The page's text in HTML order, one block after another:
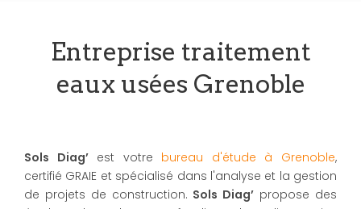
Entreprise traitement
eaux usées Grenoble
Sols Diag’est votre bureau d'étude à Grenoble,
certifié GRAIE et spécialisé dans l'analyse et la gestion
de projets de construction. Sols Diag’ propose des